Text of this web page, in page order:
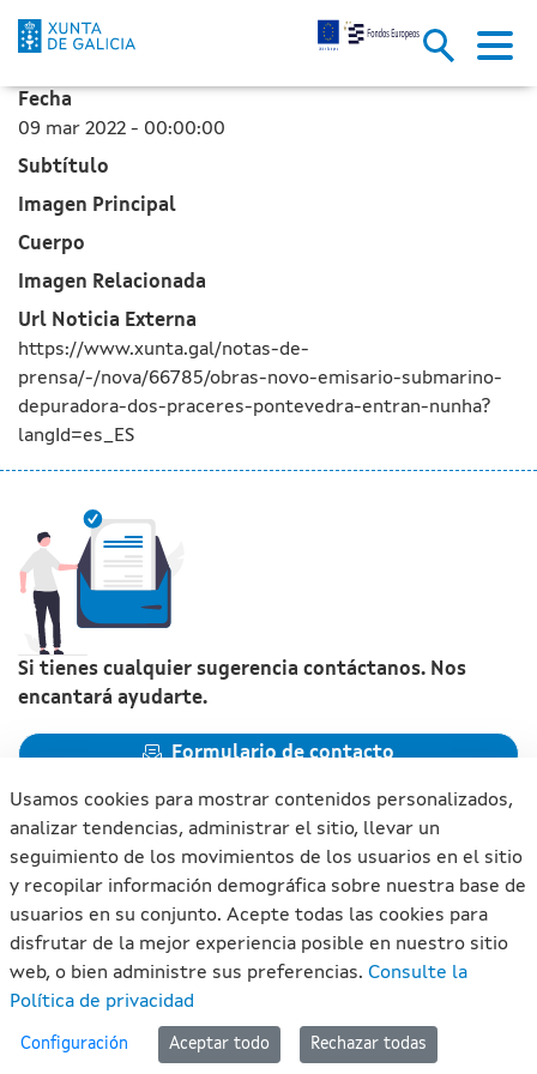
Las obras del nuevo emisario
Saltar al contenido principal
Fecha
09 mar 2022 - 00:00:00
Subtítulo
Imagen Principal
Cuerpo
Imagen Relacionada
Url Noticia Externa
https://www.xunta.gal/notas-de-
prensa/-/nova/66785/obras-novo-emisario-submarino-
depuradora-dos-praceres-pontevedra-entran-nunha?
langId=es_ES
Si tienes cualquier sugerencia contáctanos. Nos
encantará ayudarte.
Formulario de contacto
Xunta de Galicia. Información mantenida y publicada en
internet por la Xunta de Galicia
Atención a la ciudadanía
Accesibilidad
Usamos cookies para mostrar contenidos personalizados,
analizar tendencias, administrar el sitio, llevar un
seguimiento de los movimientos de los usuarios en el sitio
y recopilar información demográfica sobre nuestra base de
usuarios en su conjunto. Acepte todas las cookies para
disfrutar de la mejor experiencia posible en nuestro sitio
web, o bien administre sus preferencias. Consulte la
Política de privacidad
Configuración Aceptar todo Rechazar todas